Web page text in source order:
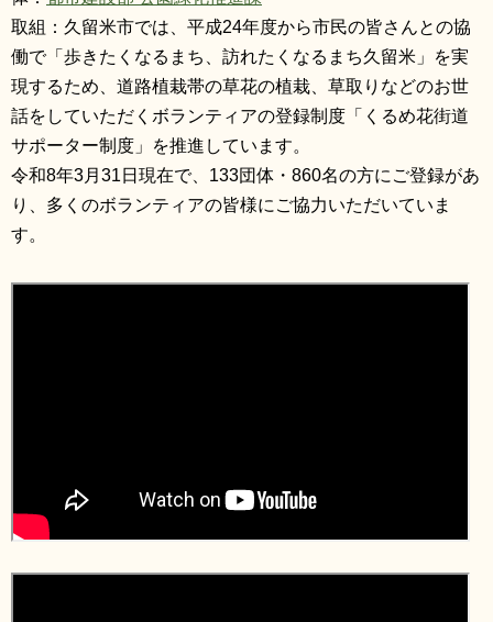
取組：久留米市では、平成24年度から市民の皆さんとの協
働で「歩きたくなるまち、訪れたくなるまち久留米」を実
現するため、道路植栽帯の草花の植栽、草取りなどのお世
話をしていただくボランティアの登録制度「くるめ花街道
サポーター制度」を推進しています。
令和8年3月31日現在で、133団体・860名の方にご登録があ
り、多くのボランティアの皆様にご協力いただいていま
す。